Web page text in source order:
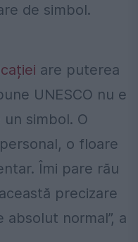
de simbol.
are puterea
UNESCO nu e
simbol. O
o floare
Îmi pare rău
precizare
normal”, a